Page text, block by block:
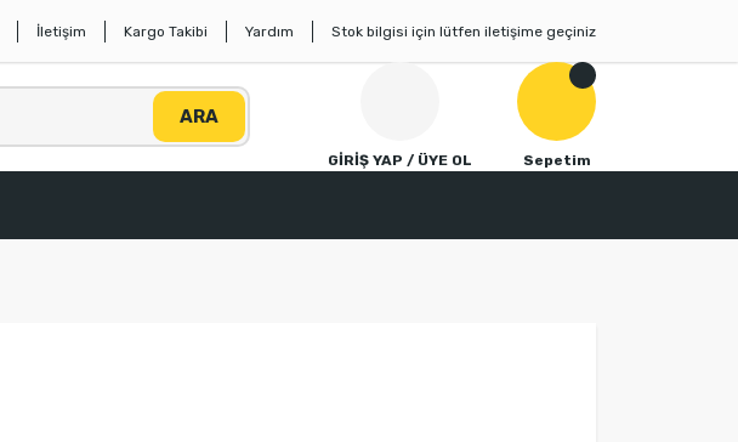
İletişim Kargo Takibi Yardım Stok bilgisi için lütfen iletişime geçiniz
ARA
GİRİŞ YAP / ÜYE OL Sepetim